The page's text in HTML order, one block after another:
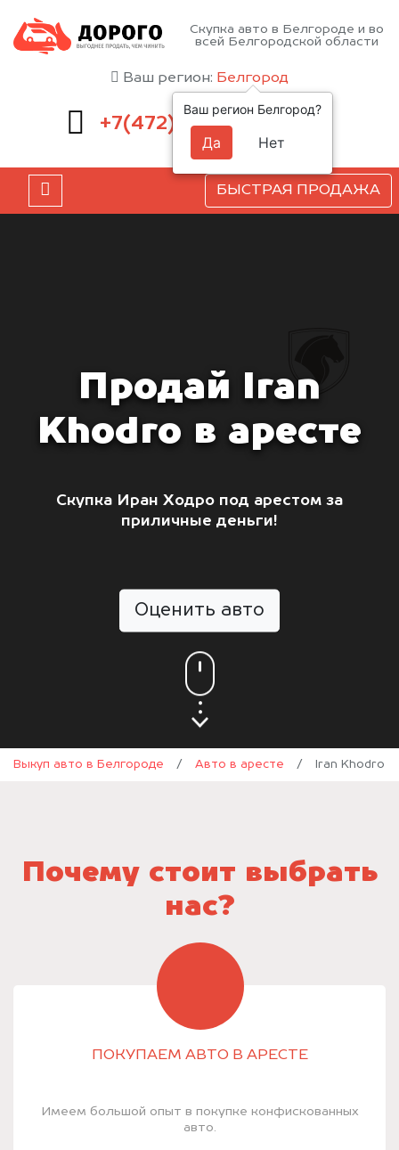
Скупка авто в Белгороде и во
всей Белгородской области
Ваш регион: Белгород
+7(472) 220-54-52
БЫСТРАЯ ПРОДАЖА
Продай Iran
Khodro в аресте
Скупка Иран Ходро под арестом за
приличные деньги!
Оценить авто
Выкуп авто в Белгороде / Авто в аресте / Iran Khodro
Почему стоит выбрать
нас?
ПОКУПАЕМ АВТО В АРЕСТЕ
Имеем большой опыт в покупке конфискованных
авто.
Ваш регион Белгород?
Да Нет